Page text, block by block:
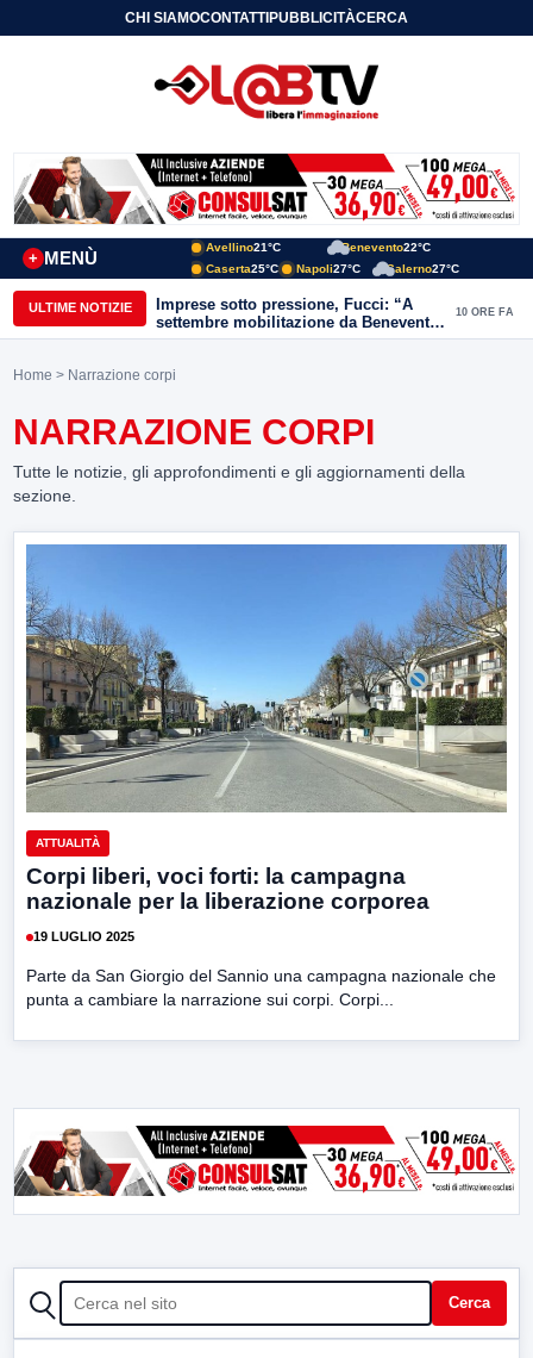
CHI SIAMOCONTATTIPUBBLICITÀCERCA
MENÙ
+
Avellino21°C Benevento22°C
Caserta25°C Napoli27°C Salerno27°C
ULTIME NOTIZIE
Imprese sotto pressione, Fucci: “A
settembre mobilitazione da Benevento
e Avellino”
10 ORE FA
Home > Narrazione corpi
NARRAZIONE CORPI
Tutte le notizie, gli approfondimenti e gli aggiornamenti della
sezione.
ATTUALITÀ
Corpi liberi, voci forti: la campagna
nazionale per la liberazione corporea
19 LUGLIO 2025
Parte da San Giorgio del Sannio una campagna nazionale che
punta a cambiare la narrazione sui corpi. Corpi...
CERCA Cerca